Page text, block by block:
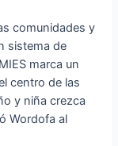
comunidades y
sistema de
marca un
centro de las
y niña crezca
Wordofa al